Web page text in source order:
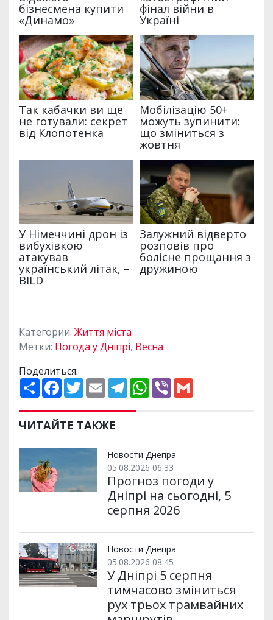
Категории: Життя міста
Метки: Погода у Дніпрі, Весна
Поделиться:
П
о
и
р
и
и
F
a
e
b
o
k
T
w
t
t
e
E
m
i
l
T
e
e
m
W
h
p
V
ЧИТАЙТЕ ТАКЖЕ
Новости Днепра
05.08.2026 06:33
Прогноз погоди у
Дніпрі на сьогодні, 5
серпня 2026
Новости Днепра
05.08.2026 08:45
У Дніпрі 5 серпня
тимчасово зміниться
рух трьох трамвайних